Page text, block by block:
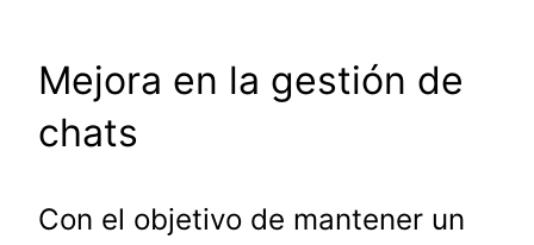
Mejora en la gestión de
chats
Con el objetivo de mantener un